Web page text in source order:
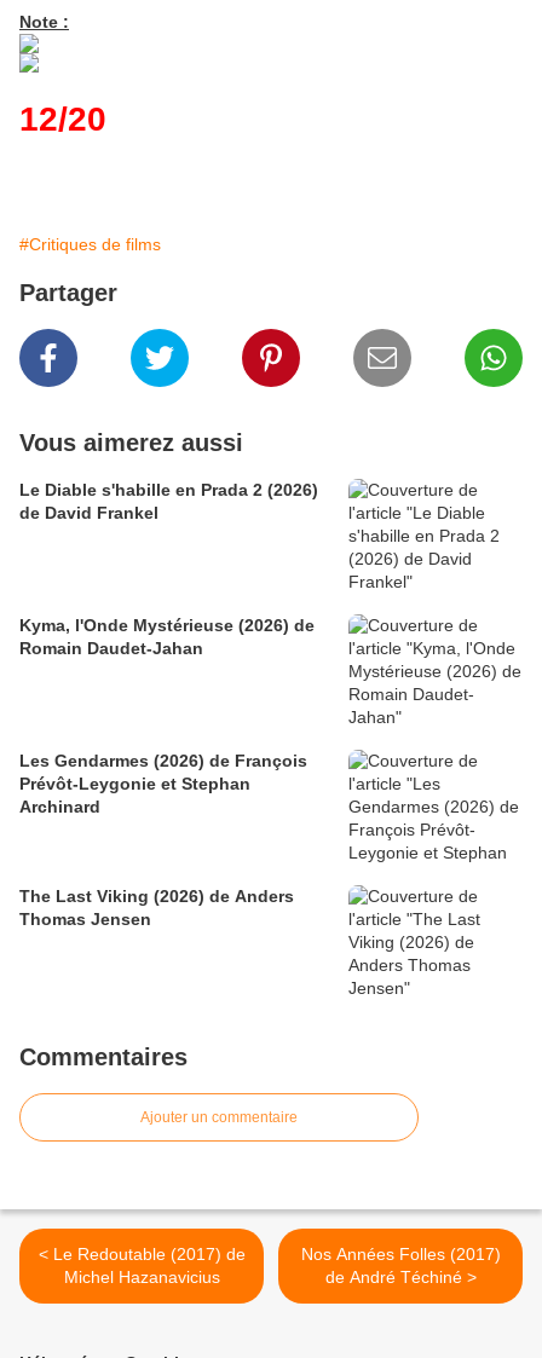
Note :
12/20
#Critiques de films
Partager
Vous aimerez aussi
Le Diable s'habille en Prada 2 (2026)
de David Frankel
Kyma, l'Onde Mystérieuse (2026) de
Romain Daudet-Jahan
Les Gendarmes (2026) de François
Prévôt-Leygonie et Stephan
Archinard
The Last Viking (2026) de Anders
Thomas Jensen
Commentaires
Ajouter un commentaire
< Le Redoutable (2017) de
Michel Hazanavicius
Nos Années Folles (2017)
de André Téchiné >